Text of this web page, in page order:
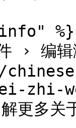
%}
› 编
zhi-
多关于